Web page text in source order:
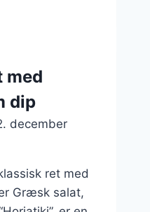
med
dip
december
ret med
Græsk salat,